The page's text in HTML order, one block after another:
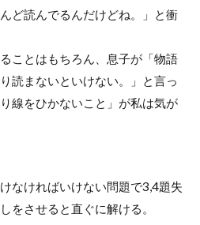
ど読んでるんだけどね。」と衝
ことはもちろん、息子が「物語
読まないといけない。」と言っ
線をひかないこと」が私は気が
なければいけない問題で3,4題失
をさせると直ぐに解ける。